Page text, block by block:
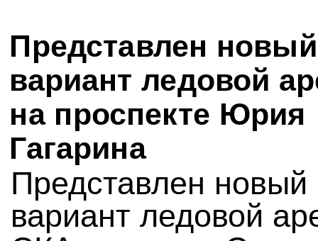
Представлен новый
вариант ледовой
на проспекте Юрия
Гагарина
Представлен новый
вариант ледовой